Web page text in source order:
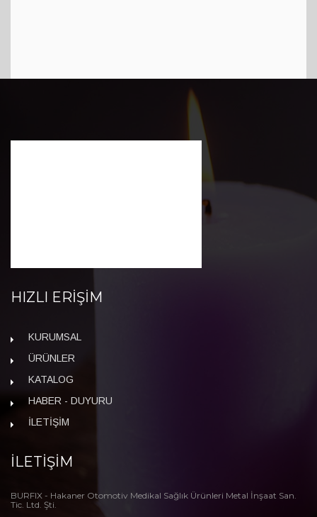
HIZLI ERİŞİM
KURUMSAL
ÜRÜNLER
KATALOG
HABER - DUYURU
İLETİŞİM
İLETİŞİM
BURFIX - Hakaner Otomotiv Medikal Sağlık Ürünleri Metal İnşaat San.
Tic. Ltd. Şti.